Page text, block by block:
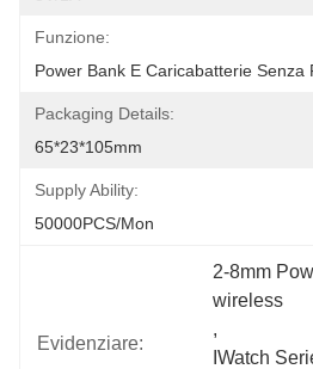
Funzione:
Power Bank E Caricabatterie Senza
Packaging Details:
65*23*105mm
Supply Ability:
50000PCS/Mon
Evidenziare:
2-8mm
wireless
,
IWatch